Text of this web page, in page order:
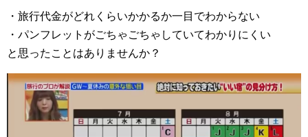
・旅行代金がどれくらいかかるか一目でわからない
・パンフレットがごちゃごちゃしていてわかりにくい
と思ったことはありませんか？